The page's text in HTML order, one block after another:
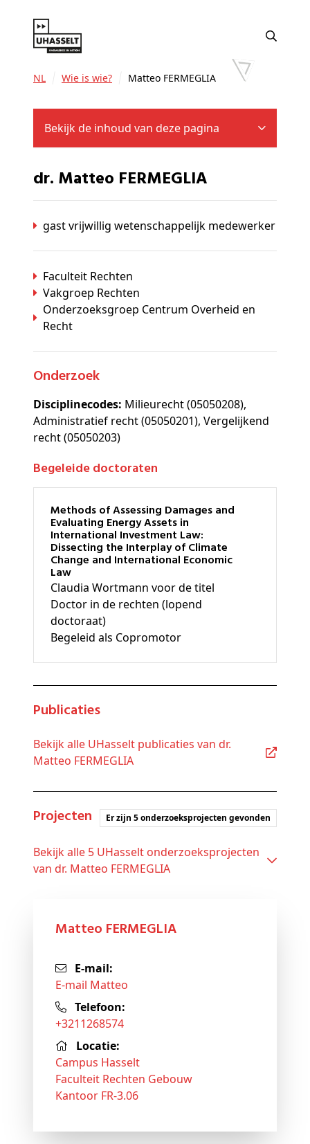
NL Wie is wie? Matteo FERMEGLIA
Bekijk de inhoud van deze pagina
dr. Matteo FERMEGLIA
gast vrijwillig wetenschappelijk medewerker
Faculteit Rechten
Vakgroep Rechten
Onderzoeksgroep Centrum Overheid en
Recht
Onderzoek
Disciplinecodes: Milieurecht (05050208),
Administratief recht (05050201), Vergelijkend
recht (05050203)
Begeleide doctoraten
Methods of Assessing Damages and
Evaluating Energy Assets in
International Investment Law:
Dissecting the Interplay of Climate
Change and International Economic
Law
Claudia Wortmann voor de titel
Doctor in de rechten (lopend
doctoraat)
Begeleid als Copromotor
Publicaties
Bekijk alle UHasselt publicaties van dr.
Matteo FERMEGLIA
Projecten Er zijn 5 onderzoeksprojecten gevonden
Bekijk alle 5 UHasselt onderzoeksprojecten
van dr. Matteo FERMEGLIA
Matteo FERMEGLIA
E-mail:
E-mail Matteo
Telefoon:
+3211268574
Locatie:
Campus Hasselt
Faculteit Rechten Gebouw
Kantoor FR-3.06